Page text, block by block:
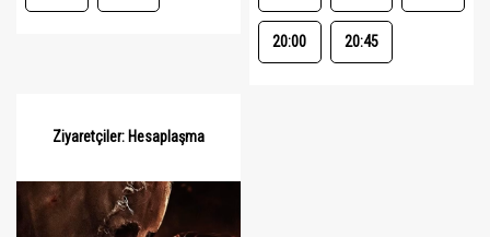
20:00 20:45
Ziyaretçiler: Hesaplaşma